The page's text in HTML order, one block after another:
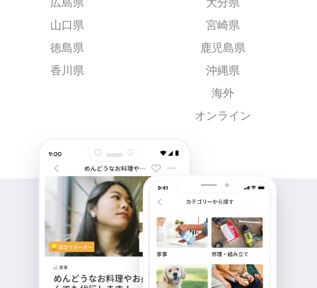
広島県
山口県
徳島県
香川県
大分県
宮崎県
鹿児島県
沖縄県
海外
オンライン